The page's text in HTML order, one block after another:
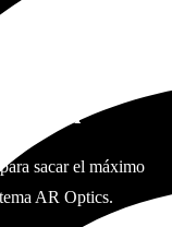
Vision
sacar el máximo
AR Optics.